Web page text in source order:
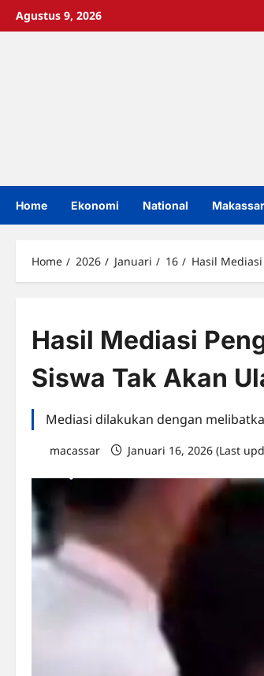
SkipAgustus 9, 2026
Home Ekonomi National Makassar
Home 2026 Januari 16 Hasil
Hasil Mediasi
Siswa Tak Akan
Mediasi dilakukan dengan
macassar Januari 16, 2026 (Last